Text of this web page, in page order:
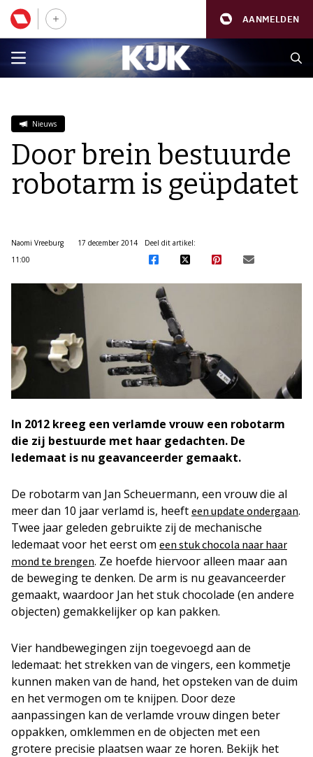
AANMELDEN
Nieuws
Door brein bestuurde
robotarm is geüpdatet
Naomi Vreeburg
17 december 2014
11:00
Deel dit artikel:
In 2012 kreeg een verlamde vrouw een robotarm
die zij bestuurde met haar gedachten. De
ledemaat is nu geavanceerder gemaakt.
De robotarm van Jan Scheuermann, een vrouw die al
meer dan 10 jaar verlamd is, heeft een update ondergaan.
Twee jaar geleden gebruikte zij de mechanische
ledemaat voor het eerst om een stuk chocola naar haar
mond te brengen. Ze hoefde hiervoor alleen maar aan
de beweging te denken. De arm is nu geavanceerder
gemaakt, waardoor Jan het stuk chocolade (en andere
objecten) gemakkelijker op kan pakken.
Vier handbewegingen zijn toegevoegd aan de
ledemaat: het strekken van de vingers, een kommetje
kunnen maken van de hand, het opsteken van de duim
en het vermogen om te knijpen. Door deze
aanpassingen kan de verlamde vrouw dingen beter
oppakken, omklemmen en de objecten met een
grotere precisie plaatsen waar ze horen. Bekijk het